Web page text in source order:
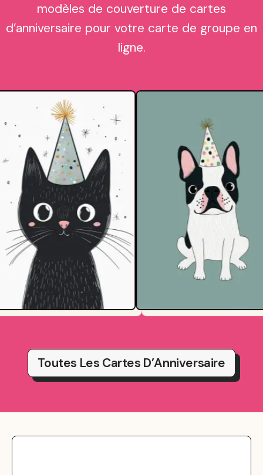
modèles de couverture de cartes
d’anniversaire pour votre carte de groupe en
ligne.
Toutes Les Cartes D’Anniversaire